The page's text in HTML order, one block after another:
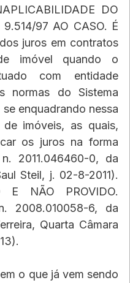
DO
97 AO CASO. É
juros em contratos
imóvel quando o
com entidade
normas do Sistema
enquadrando nessa
imóveis, as quais,
os juros na forma
2011.046460-0, da
Steil, j. 02-8-2011).
E NÃO PROVIDO.
2008.010058-6, da
Quarta Câmara
o que já vem sendo